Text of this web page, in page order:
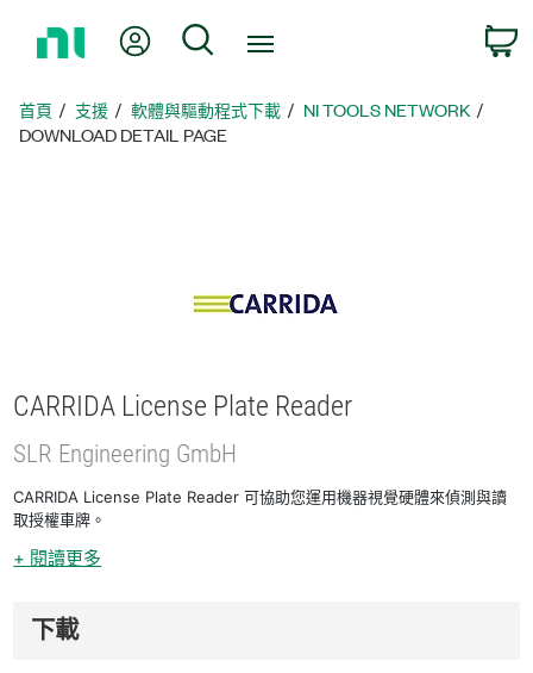
頁
我的帳號 搜尋
首頁 支援 軟體與驅動程式下載
NI TOOLS NETWORK
DOWNLOAD DETAIL PAGE
CARRIDA License Plate Reader
SLR Engineering GmbH
CARRIDA License Plate Reader 可協助您運用機器視覺硬體來偵測與讀
取授權車牌。
+ 閱讀更多
下載